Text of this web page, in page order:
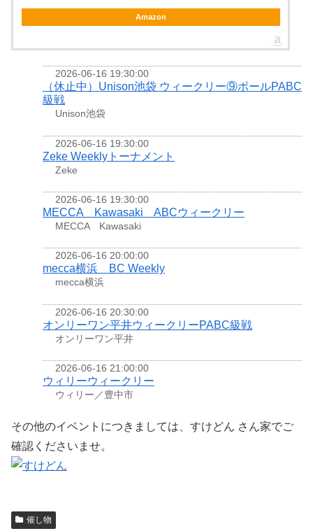
Amazon
2026-06-16 19:30:00
（休止中）Unison池袋 ウィークリー⑨ボールPABC
級戦
Unison池袋
2026-06-16 19:30:00
Zeke Weeklyトーナメント
Zeke
2026-06-16 19:30:00
MECCA Kawasaki ABCウィークリー
MECCA Kawasaki
2026-06-16 20:00:00
mecca横浜 BC Weekly
mecca横浜
2026-06-16 20:30:00
オンリーワン平井ウィークリーPABC級戦
オンリーワン平井
2026-06-16 21:00:00
ウィリーウィークリー
ウィリー／豊中市
その他のイベントにつきましては、すけどん さん家でご
確認くださいませ。
催し物